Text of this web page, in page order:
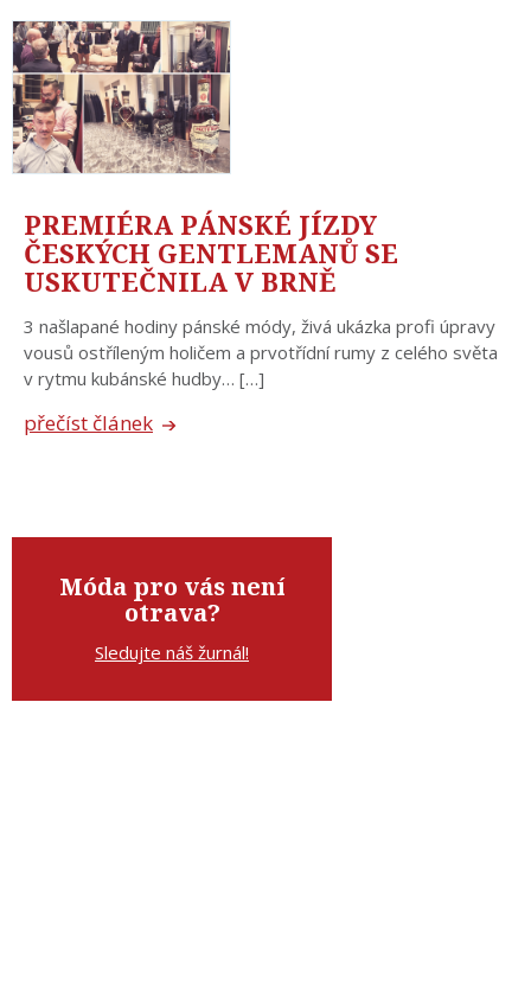
PREMIÉRA PÁNSKÉ JÍZDY
ČESKÝCH GENTLEMANŮ SE
USKUTEČNILA V BRNĚ
3 našlapané hodiny pánské módy, živá ukázka profi úpravy
vousů ostříleným holičem a prvotřídní rumy z celého světa
v rytmu kubánské hudby… […]
přečíst článek
Móda pro vás není
otrava?
Sledujte náš žurnál!